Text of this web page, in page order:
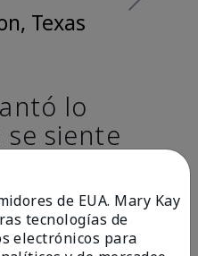
Texas
lo
se siente
Tiene
mate
y no se
de EUA. Mary Kay
tecnologías de
electrónicos para